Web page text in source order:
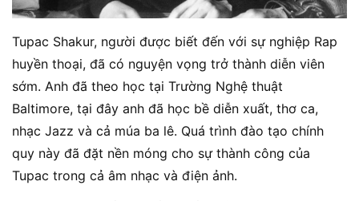
Tupac Shakur, người được biết đến với sự nghiệp Rap
huyền thoại, đã có nguyện vọng trở thành diễn viên
sớm. Anh đã theo học tại Trường Nghệ thuật
Baltimore, tại đây anh đã học bề diễn xuất, thơ ca,
nhạc Jazz và cả múa ba lê. Quá trình đào tạo chính
quy này đã đặt nền móng cho sự thành công của
Tupac trong cả âm nhạc và điện ảnh.